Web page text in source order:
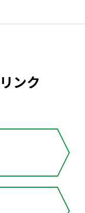
ンク